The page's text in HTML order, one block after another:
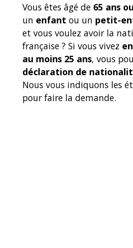
Vous êtes âgé de 65 ans
un enfant ou un petit-
et vous voulez avoir la
française ? Si vous vivez
au moins 25 ans, vous
déclaration de
Nous vous indiquons les
pour faire la demande.